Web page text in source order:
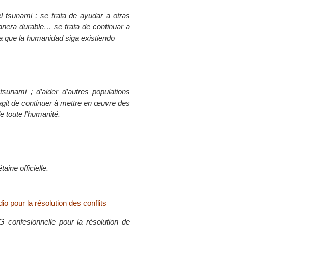
tsunami ; se trata de ayudar a otras
durable… se trata de continuar a
la humanidad siga existiendo
; d’aider d’autres populations
de continuer à mettre en œuvre des
toute l’humanité.
officielle.
pour la résolution des conflits
confesionnelle pour la résolution de